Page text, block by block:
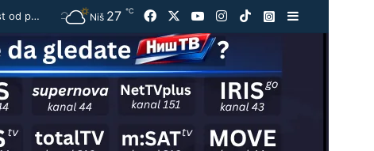
RHMZ upozorava: Do 37 stepeni, stižu pljuskovi i olujni vetar – ekstremna opasnost od požara Niš 27 ℃ Facebook YouTubeInstagram
TikTokInstagram